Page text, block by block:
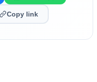
Copy link